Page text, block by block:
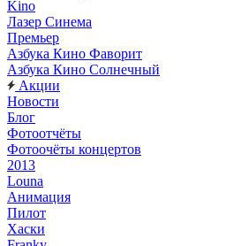
Kino
Лазер Синема
Премьер
Азбука Кино Фаворит
Азбука Кино Солнечный
Акции
Новости
Блог
Фотоотчёты
Фотоочёты концертов
2013
Louna
Анимация
Пилот
Хаски